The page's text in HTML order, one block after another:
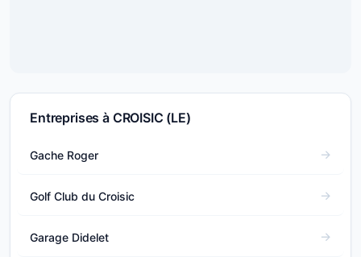
Entreprises à CROISIC (LE)
Gache Roger
Golf Club du Croisic
Garage Didelet